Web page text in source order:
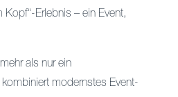
Kopf“-Erlebnis – ein Event,
als nur ein
modernstes Event-